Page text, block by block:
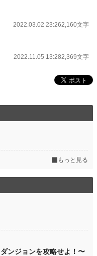
2022.03.02 23:262,160文字
2022.11.05 13:282,369文字
もっと見る
ンジョンを攻略せよ！〜